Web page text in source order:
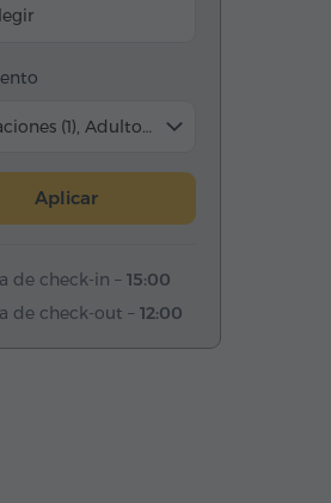
(1), Adulto (2)
Aplicar
de check-in – 15:00
de check-out – 12:00